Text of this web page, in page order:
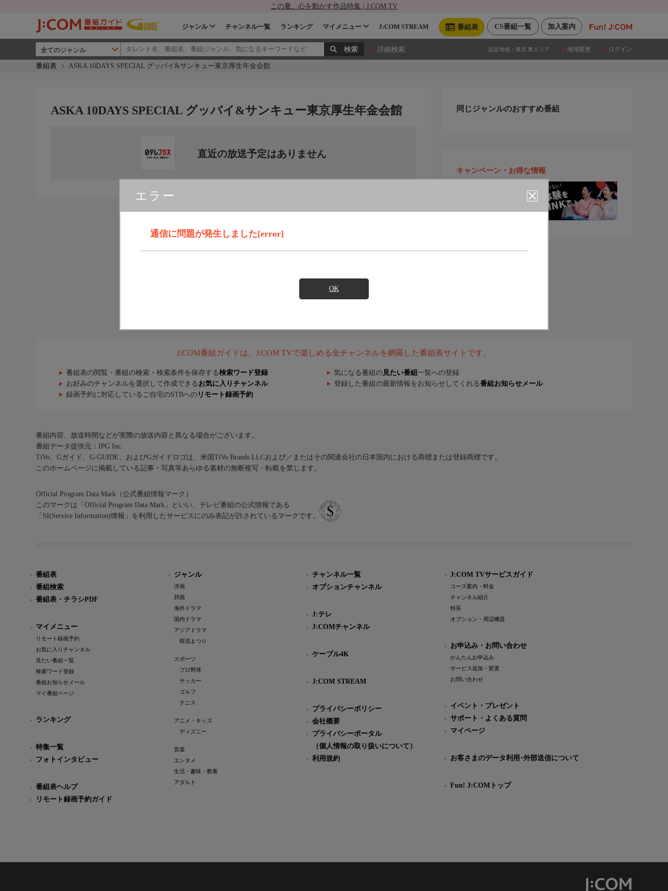
この夏、心を動かす作品特集 | J:COM TV
加入案内
CS番組一覧
番組表
ジャンル チャンネル一覧 ランキング マイメニュー J:COM STREAM
詳細検索 設定地域： 東京 東エリア 地域変更 ログイン
番組表 ASKA 10DAYS SPECIAL グッバイ&サンキュー東京厚生年金会館
エラー
通信に問題が発生しました[error]
OK
ASKA 10DAYS SPECIAL グッバイ&サンキュー東京厚生年金会館
直近の放送予定はありません
同じジャンルのおすすめ番組
キャンペーン・お得な情報
J:COM番組ガイドは、J:COM TVで楽しめる全チャンネルを網羅した番組表サイトです。
番組表の閲覧・番組の検索・検索条件を保存する検索ワード登録 気になる番組の 見たい番組 一覧への登録
お好みのチャンネルを選択して作成できる お気に入りチャンネル 登録した番組の最新情報をお知らせしてくれる番組お知らせメール
録画予約に対応しているご自宅のSTBへの リモート録画予約
番組内容、放送時間などが実際の放送内容と異なる場合がございます。
番組データ提供元：IPG Inc.
TiVo、Gガイド、G-GUIDE、およびGガイドロゴは、米国TiVo Brands LLCおよび／またはその関連会社の日本国内における商標または登録商標です。
このホームページに掲載している記事・写真等あらゆる素材の無断複写・転載を禁じます。
Official Program Data Mark（公式番組情報マーク）
このマークは「Official Program Data Mark」といい、テレビ番組の公式情報である
「SI(Service Information)情報」を利用したサービスにのみ表記が許されているマークです。
番組表
番組検索
番組表・チラシPDF
マイメニュー
リモート録画予約
お気に入りチャンネル
見たい番組一覧
検索ワード登録
番組お知らせメール
マイ番組ページ
ランキング
特集一覧
フォトインタビュー
番組表ヘルプ
リモート録画予約ガイド
ジャンル
洋画
邦画
海外ドラマ
国内ドラマ
アジアドラマ
韓流まつり
スポーツ
プロ野球
サッカー
ゴルフ
テニス
アニメ・キッズ
ディズニー
音楽
エンタメ
生活・趣味・教養
アダルト
チャンネル一覧
オプションチャンネル
J:テレ
J:COMチャンネル
ケーブル4K
J:COM STREAM
プライバシーポリシー
会社概要
プライバシーポータル
（個人情報の取り扱いについて）
利用規約
J:COM TVサービスガイド
コース案内・料金
チャンネル紹介
特長
オプション・周辺機器
お申込み・お問い合わせ
かんたんお申込み
サービス追加・変更
お問い合わせ
イベント・プレゼント
サポート・よくある質問
マイページ
お客さまのデータ利用･外部送信について
Fun! J:COMトップ